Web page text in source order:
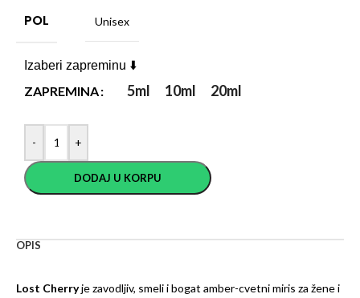
POL Unisex
Izaberi zapreminu ⬇️
ZAPREMINA 5ml 10ml 20ml
- +
DODAJ U KORPU
OPIS
Lost Cherryje zavodljiv, smeli i bogat amber-cvetni miris za žene i